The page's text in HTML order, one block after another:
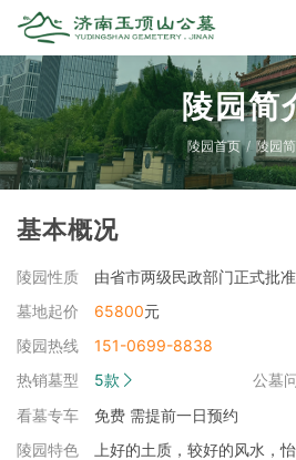
陵园简
陵园首页 陵园
基本概况
陵园性质
由省市两级民政部门正式批
墓地起价
65800元
陵园热线
151-0699-8838
热销墓型
5款 公墓
看墓专车
免费 需提前一日预约
陵园特色
上好的土质，较好的风水，